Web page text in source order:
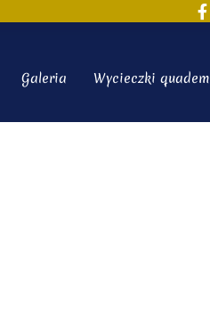
Galeria Wycieczki quadem